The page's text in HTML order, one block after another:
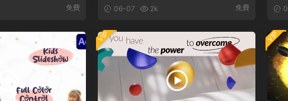
免費 06-07 2k 免費
VIP VIP